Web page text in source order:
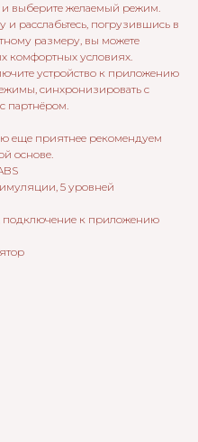
и выберите желаемый режим.
расслабьтесь, погрузившись в
размеру, вы можете
комфортных условиях.
устройство к приложению
синхронизировать с
партнёром.
еще приятнее рекомендуем
основе.
5 уровней
подключение к приложению